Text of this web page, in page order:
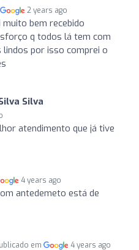
2 years ago
muito bem recebido
q todos lá tem com
por isso comprei o
Silva
atendimento que já tive
4 years ago
antedemeto está de
em 4 years ago